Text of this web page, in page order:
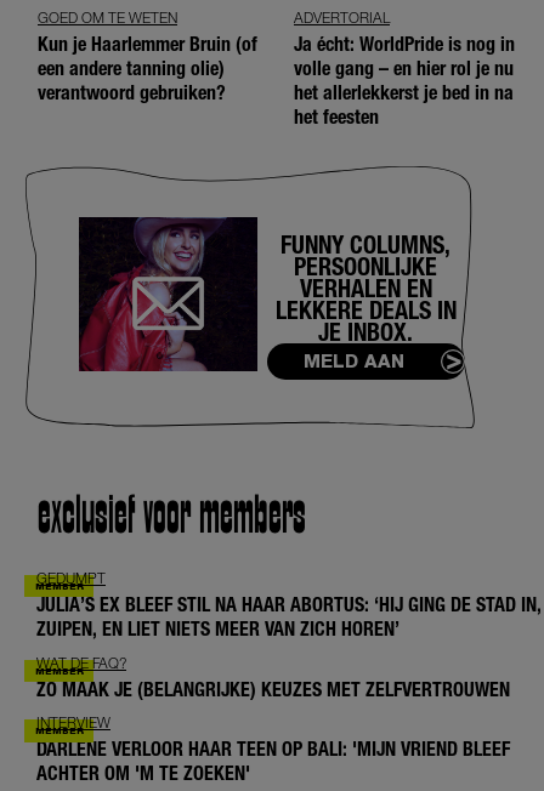
GOED OM TE WETEN
Kun je Haarlemmer Bruin (of
een andere tanning olie)
verantwoord gebruiken?
ADVERTORIAL
Ja écht: WorldPride is nog in
volle gang – en hier rol je nu
het allerlekkerst je bed in na
het feesten
FUNNY COLUMNS,
PERSOONLIJKE
VERHALEN EN
LEKKERE DEALS IN
JE INBOX.
MELD AAN
exclusief voor members
GEDUMPT
JULIA’S EX BLEEF STIL NA HAAR ABORTUS: ‘HIJ GING DE STAD IN,
ZUIPEN, EN LIET NIETS MEER VAN ZICH HOREN’
WAT DE FAQ?
ZO MAAK JE (BELANGRIJKE) KEUZES MET ZELFVERTROUWEN
INTERVIEW
DARLENE VERLOOR HAAR TEEN OP BALI: 'MIJN VRIEND BLEEF
ACHTER OM 'M TE ZOEKEN'